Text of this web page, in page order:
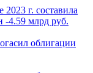
г. составила
-4.59 млрд руб.
облигации